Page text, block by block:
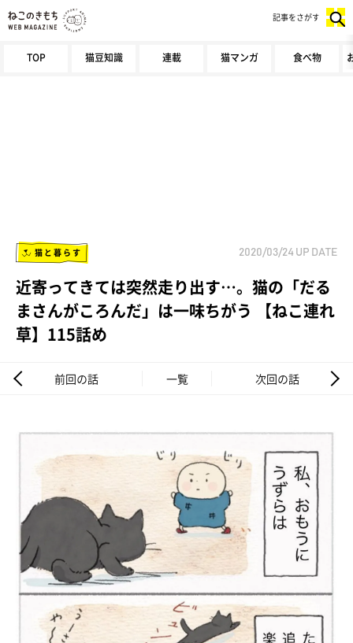
TOP 猫豆知識 連載 猫マンガ 食べ物
記事をさがす
猫と暮らす 2020/03/24 UP DATE
近寄ってきては突然走り出す…。猫の「だる
まさんがころんだ」は一味ちがう 【ねこ連れ
草】115話め
前回の話 一覧 次回の話